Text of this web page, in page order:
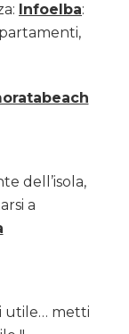
Infoelba:
dell’isola,
a
utile… metti